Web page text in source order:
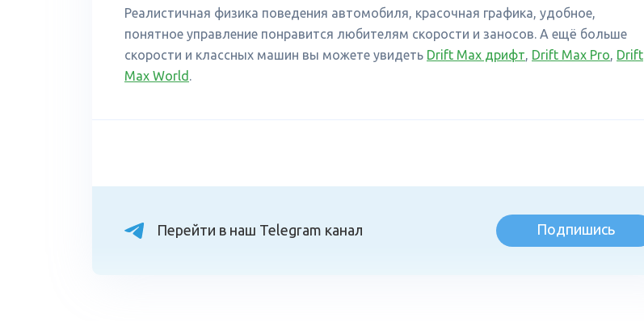
Реалистичная физика поведения автомобиля, красочная графика, удобное,
понятное управление понравится любителям скорости и заносов. А ещё больше
скорости и классных машин вы можете увидеть Drift Max дрифт, Drift Max Pro, Drift
Max World .
Перейти в наш Telegram канал Подпишись